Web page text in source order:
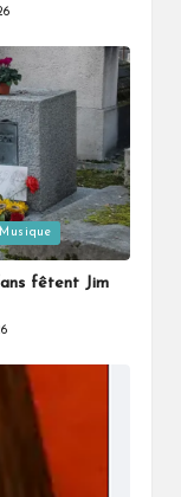
Musique
fêtent Jim